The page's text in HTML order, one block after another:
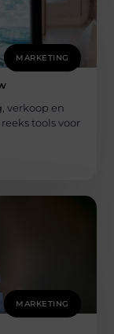
MARKETING
verkoop en
tools voor
MARKETING